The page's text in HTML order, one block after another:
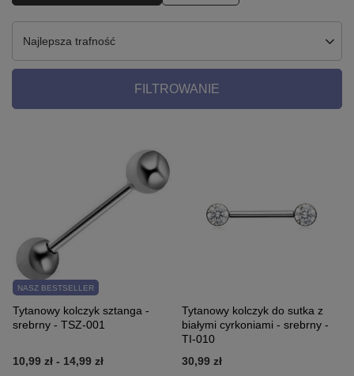
Najlepsza trafność
FILTROWANIE
NASZ BESTSELLER
Tytanowy kolczyk sztanga -
srebrny - TSZ-001
10,99 zł - 14,99 zł
Tytanowy kolczyk do sutka z
białymi cyrkoniami - srebrny -
TI-010
30,99 zł